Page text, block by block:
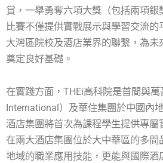
賞，一舉勇奪六項大獎（包括兩項銀
比賽不僅提供實戰展示與學習交流
大灣區院校及酒店業界的聯繫，為
奠定良好基礎。
在實踐方面，THEi高科院是首間與
International）及華住集團於中國內
酒店集團將首次為課程學生提供專
在兩大酒店集團位於大中華區的多間
地域的職業應用技能，更能與國際酒